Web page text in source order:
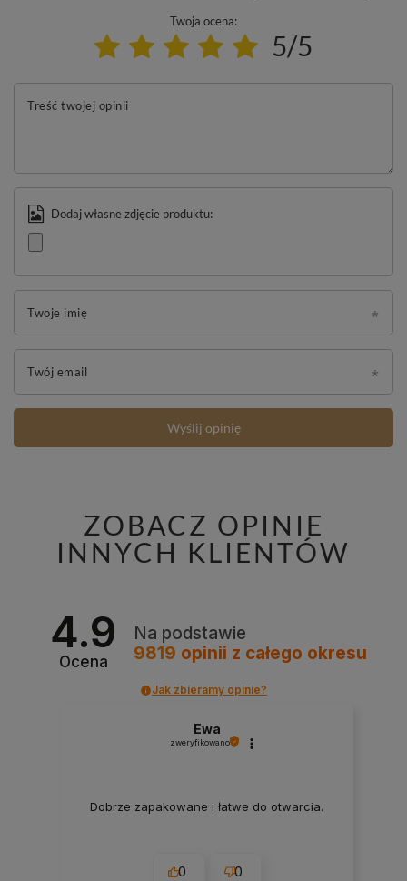
Twoja ocena:
5/5
Treść twojej opinii
Dodaj własne zdjęcie produktu:
Twoje imię
Twój email
Wyślij opinię
ZOBACZ OPINIE
INNYCH KLIENTÓW
4.9
Ocena
Na podstawie
9819 opinii z całego okresu
Jak zbieramy opinie?
Ewa
zweryfikowano
Dobrze zapakowane i łatwe do otwarcia.
0 0